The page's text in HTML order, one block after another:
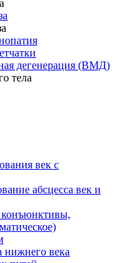
дегенерация (ВМД)
тела
век с
абсцесса век и
нижнего века